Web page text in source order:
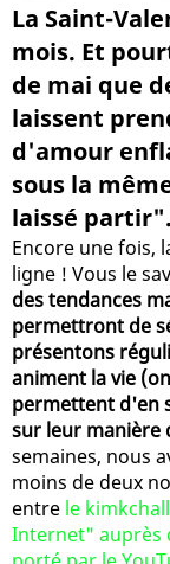
La Saint-
mois. Et
de mai que
laissent
d'amour
sous la
laissé
Encore une fois,
ligne ! Vous le
des tendances
permettront de
présentons
animent la vie
permettent d'en
sur leur manière
semaines, nous
moins de deux
entre le
Internet" auprès